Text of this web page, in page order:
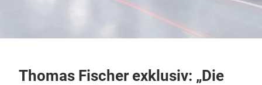
Thomas Fischer exklusiv: „Die